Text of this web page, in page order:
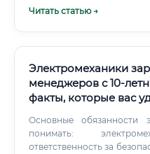
обслуживания; ведение технической документации;
Читать статью →
Электромеханики
менеджеров с 10-
факты, которые вас
Основные обязанности
понимать:
ответственность за